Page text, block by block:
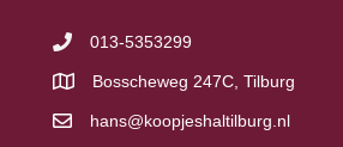
013-5353299
Bosscheweg 247C, Tilburg
hans@koopjeshaltilburg.nl